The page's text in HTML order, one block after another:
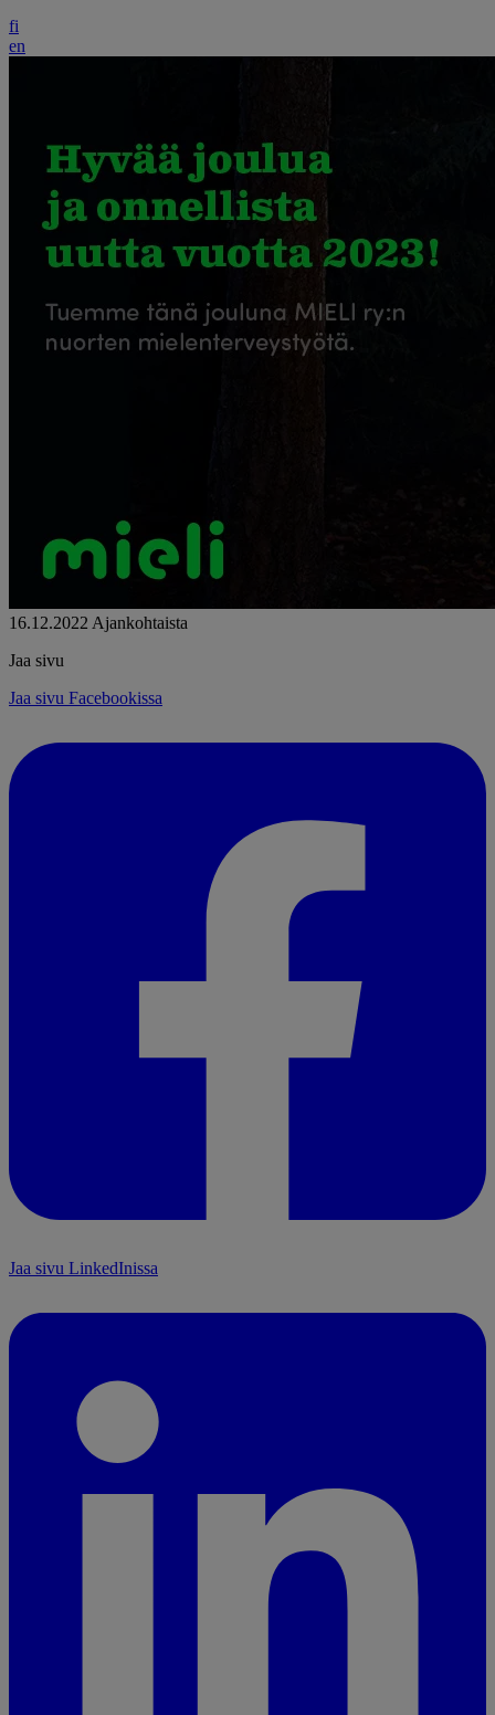
fi
en
16.12.2022 Ajankohtaista
Jaa sivu
Jaa sivu Facebookissa
Jaa sivu LinkedInissa